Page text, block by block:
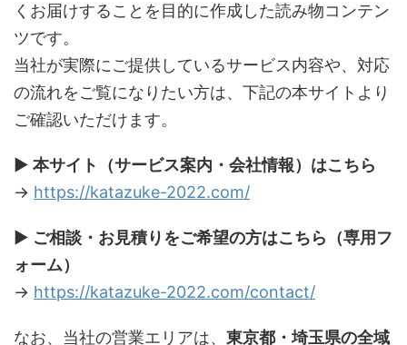
くお届けすることを目的に作成した読み物コンテン
ツです。
当社が実際にご提供しているサービス内容や、対応
の流れをご覧になりたい方は、下記の本サイトより
ご確認いただけます。
▶ 本サイト（サービス案内・会社情報）はこちら
→ https://katazuke-2022.com/
▶ ご相談・お見積りをご希望の方はこちら（専用フ
ォーム）
→ https://katazuke-2022.com/contact/
なお、当社の営業エリアは、 東京都・埼玉県の全域